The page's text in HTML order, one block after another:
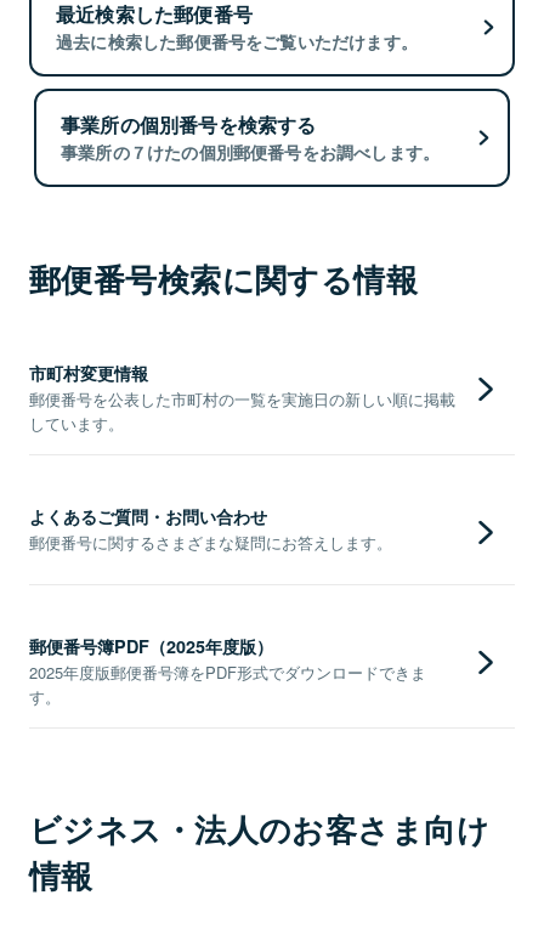
最近検索した郵便番号
過去に検索した郵便番号をご覧いただけます。
事業所の個別番号を検索する
事業所の７けたの個別郵便番号をお調べします。
郵便番号検索に関する情報
市町村変更情報
郵便番号を公表した市町村の一覧を実施日の新しい順に掲載
しています。
よくあるご質問・お問い合わせ
郵便番号に関するさまざまな疑問にお答えします。
郵便番号簿PDF（2025年度版）
2025年度版郵便番号簿をPDF形式でダウンロードできま
す。
ビジネス・法人のお客さま向け
情報